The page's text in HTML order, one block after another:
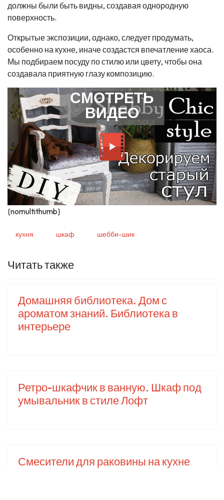
должны были быть видны, создавая однородную
поверхность.
Открытые экспозиции, однако, следует продумать,
особенно на кухне, иначе создастся впечатление хаоса.
Мы подбираем посуду по стилю или цвету, чтобы она
создавала приятную глазу композицию.
СМОТРЕТЬ
ВИДЕО
{nomultithumb}
кухня шкаф шебби-шик
Читать также
Домашняя библиотека. Дом с
ароматом знаний. Библиотека в
интерьере
Ретро-шкафчик в ванную. Шкаф под
умывальник в стиле Лофт
Смесители для раковины на кухне